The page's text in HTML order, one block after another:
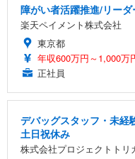
障がい者活躍推進/リー
楽天ペイメント株式会社
東京都
年収600万円～1,000万
正社員
デバッグスタッフ・未経
土日祝休み
株式会社プロジェクトトリ